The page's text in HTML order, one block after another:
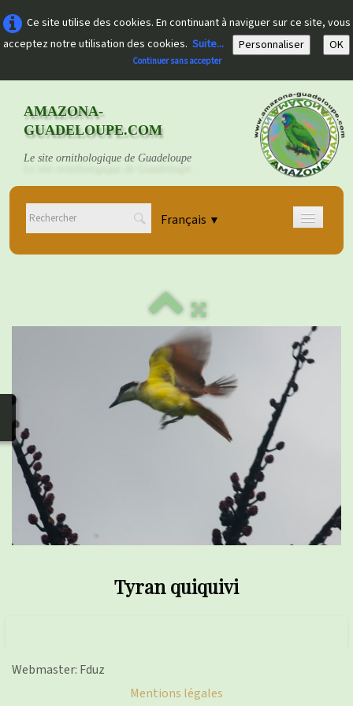
Ce site utilise des cookies. En continuant à naviguer sur ce site, vous
acceptez notre utilisation des cookies. Suite... Personnaliser OK
Continuer sans accepter
AMAZONA-
GUADELOUPE.COM
Le site ornithologique de Guadeloupe
Français ▼
Accueil
Documents▼
▼
Liens
Tyran quiquivi
Webmaster: Fduz
Mentions légales